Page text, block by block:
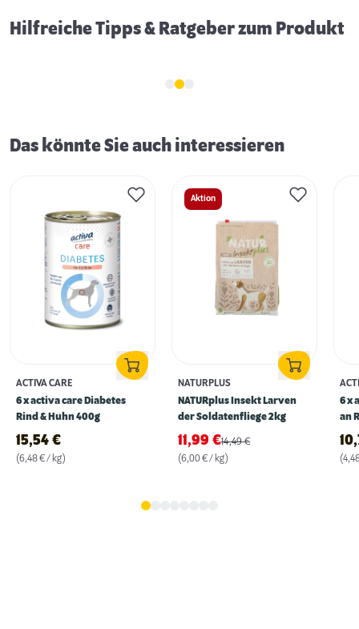
Hilfreiche Tipps & Ratgeber zum Produkt
Das könnte Sie auch interessieren
ACTIVA CARE
6 x activa care Diabetes
Rind & Huhn 400g
15,54 €
(6,48 € / kg)
Aktion
NATURPLUS
NATURplus Insekt Larven
der Soldatenfliege 2kg
11,99 €14,49€
(6,00 € / kg)
6 x
an